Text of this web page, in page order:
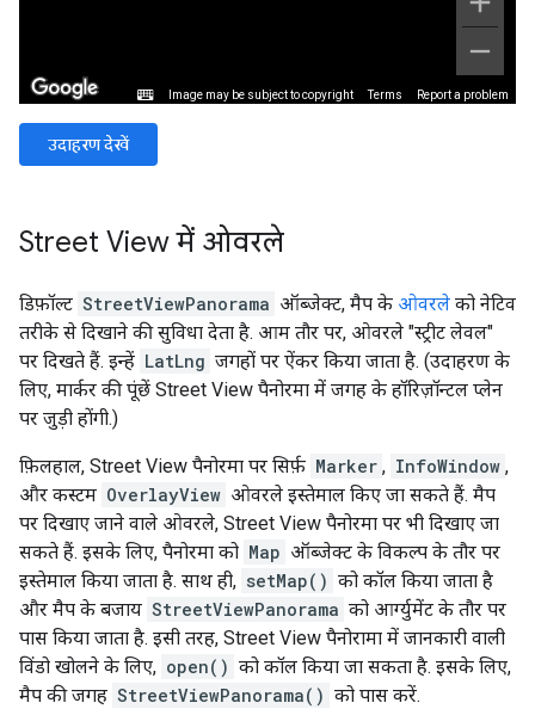
उदाहरण देखें
Street View में ओवरले
डिफ़ॉल्ट StreetViewPanorama ऑब्जेक्ट, मैप के ओवरले को नेटिव
तरीके से दिखाने की सुविधा देता है. आम तौर पर, ओवरले "स्ट्रीट लेवल"
पर दिखते हैं. इन्हें LatLng जगहों पर ऐंकर किया जाता है. (उदाहरण के
लिए, मार्कर की पूंछें Street View पैनोरमा में जगह के हॉरिज़ॉन्टल प्लेन
पर जुड़ी होंगी.)
फ़िलहाल, Street View पैनोरमा पर सिर्फ़ Marker , InfoWindow ,
और कस्टम OverlayView ओवरले इस्तेमाल किए जा सकते हैं. मैप
पर दिखाए जाने वाले ओवरले, Street View पैनोरमा पर भी दिखाए जा
सकते हैं. इसके लिए, पैनोरमा को Map ऑब्जेक्ट के विकल्प के तौर पर
इस्तेमाल किया जाता है. साथ ही, setMap() को कॉल किया जाता है
और मैप के बजाय StreetViewPanorama को आर्ग्युमेंट के तौर पर
पास किया जाता है. इसी तरह, Street View पैनोरामा में जानकारी वाली
विंडो खोलने के लिए, open() को कॉल किया जा सकता है. इसके लिए,
मैप की जगह StreetViewPanorama() को पास करें.